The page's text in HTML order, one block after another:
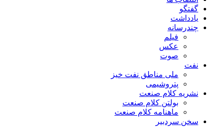
گفتگو
یادداشت
چندرسانه
فیلم
عکس
صوت
نفت
ملی مناطق نفت خیز
پتروشیمی
نشریه کلام صنعت
بولتن کلام صنعت
ماهنامه کلام صنعت
سخن سردبیر